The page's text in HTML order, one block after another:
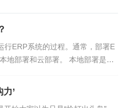
行ERP系统的过程。通常，部署E
地部署和云部署。 本地部署是指
’